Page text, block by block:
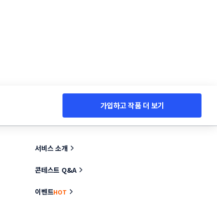
가입하고 작품 더 보기
서비스 소개
콘테스트 Q&A
이벤트HOT